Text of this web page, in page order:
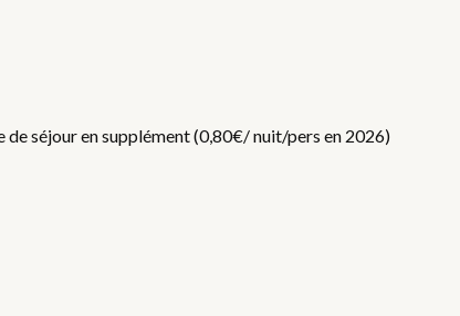
de séjour en supplément (0,80€/ nuit/pers en 2026)